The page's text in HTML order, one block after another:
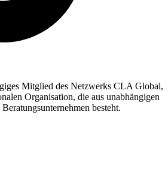
Mitglied des Netzwerks CLA Global,
Organisation, die aus unabhängigen
besteht.